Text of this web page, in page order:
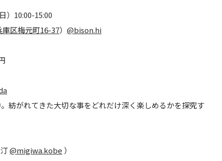
）10:00-15:00
庫区梅元町16-37） @bison.hi
紡がれてきた大切な事をどれだけ深く楽しめるかを探究す
汀@migiwa.kobe ）